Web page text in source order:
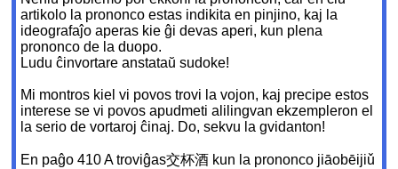
artikolo la prononco estas indikita en pinjino, kaj la
ideografaĵo aperas kie ĝi devas aperi, kun plena
prononco de la duopo.
Ludu ĉinvortare anstataŭ sudoke!
Mi montros kiel vi povos trovi la vojon, kaj precipe estos
interese se vi povos apudmeti alilingvan ekzempleron el
la serio de vortaroj ĉinaj. Do, sekvu la gvidanton!
En paĝo 410 A troviĝas交杯酒 kun la prononco jiāobēijiǔ